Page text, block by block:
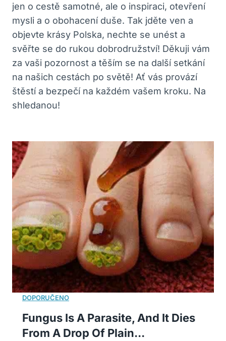
jen o cestě samotné, ale o inspiraci, otevření
mysli a o obohacení duše. Tak jděte ven a
objevte krásy Polska, nechte se unést a
svěřte se do rukou dobrodružství! Děkuji vám
za vaši pozornost a těším se na další setkání
na našich cestách po světě! Ať vás provází
štěstí a bezpečí na každém vašem kroku. Na
shledanou!
Fungus Is A Parasite, And It Dies
From A Drop Of Plain...